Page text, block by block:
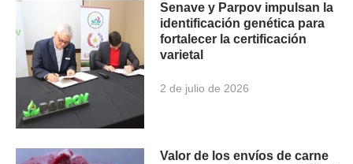
Senave y Parpov impulsan la
identificación genética para
fortalecer la certificación
varietal
2 de julio de 2026
Valor de los envíos de carne